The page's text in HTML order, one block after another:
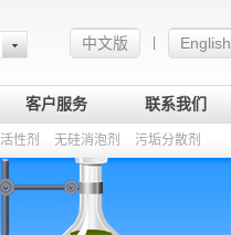
中文版 English
客户服务 联系我们
性剂 无硅消泡剂 污垢分散剂